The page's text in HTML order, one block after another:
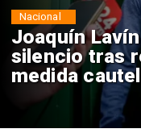
Chile y
reinicio de
consulares
Nacional